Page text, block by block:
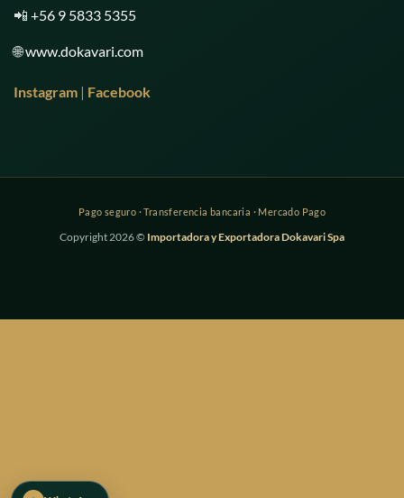
📲 +56 9 5833 5355
🌐www.dokavari.com
Instagram | Facebook
Copyright 2026 © Importadora y Exportadora Dokavari Spa